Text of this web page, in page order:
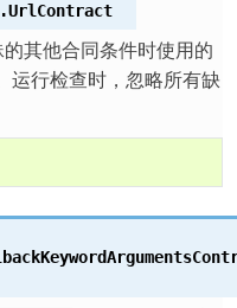
UrlContract
其他合同条件时使用的
运行检查时，忽略所有缺